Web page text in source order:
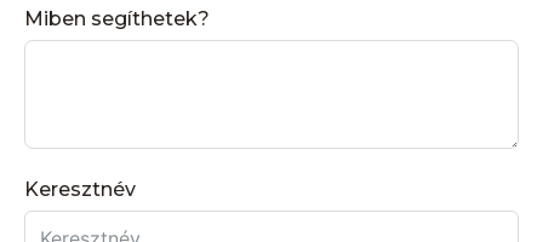
Miben segíthetek?
Keresztnév